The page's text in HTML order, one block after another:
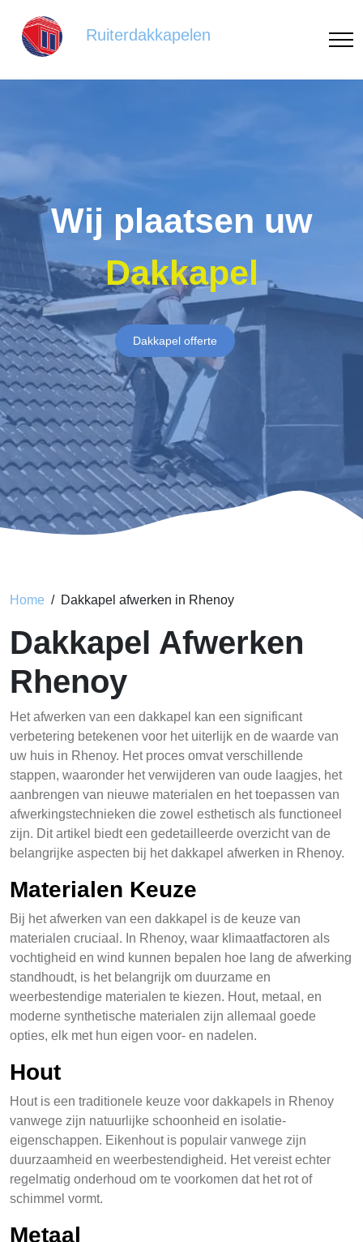
Ruiterdakkapelen
Wij plaatsen uw
Dakkapel
Dakkapel offerte
Home Dakkapel afwerken in Rhenoy
Dakkapel Afwerken
Rhenoy
Het afwerken van een dakkapel kan een significant
verbetering betekenen voor het uiterlijk en de waarde van
uw huis in Rhenoy. Het proces omvat verschillende
stappen, waaronder het verwijderen van oude laagjes, het
aanbrengen van nieuwe materialen en het toepassen van
afwerkingstechnieken die zowel esthetisch als functioneel
zijn. Dit artikel biedt een gedetailleerde overzicht van de
belangrijke aspecten bij het dakkapel afwerken in Rhenoy.
Materialen Keuze
Bij het afwerken van een dakkapel is de keuze van
materialen cruciaal. In Rhenoy, waar klimaatfactoren als
vochtigheid en wind kunnen bepalen hoe lang de afwerking
standhoudt, is het belangrijk om duurzame en
weerbestendige materialen te kiezen. Hout, metaal, en
moderne synthetische materialen zijn allemaal goede
opties, elk met hun eigen voor- en nadelen.
Hout
Hout is een traditionele keuze voor dakkapels in Rhenoy
vanwege zijn natuurlijke schoonheid en isolatie-
eigenschappen. Eikenhout is populair vanwege zijn
duurzaamheid en weerbestendigheid. Het vereist echter
regelmatig onderhoud om te voorkomen dat het rot of
schimmel vormt.
Metaal